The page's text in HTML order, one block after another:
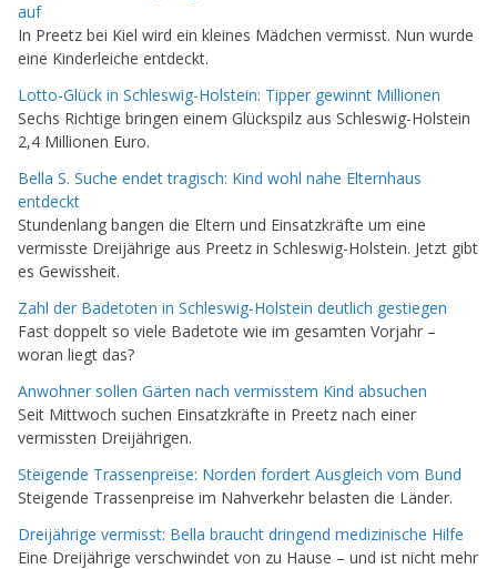
auf
In Preetz bei Kiel wird ein kleines Mädchen vermisst. Nun wurde
eine Kinderleiche entdeckt.
Lotto-Glück in Schleswig-Holstein: Tipper gewinnt Millionen
Sechs Richtige bringen einem Glückspilz aus Schleswig-Holstein
2,4 Millionen Euro.
Bella S. Suche endet tragisch: Kind wohl nahe Elternhaus
entdeckt
Stundenlang bangen die Eltern und Einsatzkräfte um eine
vermisste Dreijährige aus Preetz in Schleswig-Holstein. Jetzt gibt
es Gewissheit.
Zahl der Badetoten in Schleswig-Holstein deutlich gestiegen
Fast doppelt so viele Badetote wie im gesamten Vorjahr –
woran liegt das?
Anwohner sollen Gärten nach vermisstem Kind absuchen
Seit Mittwoch suchen Einsatzkräfte in Preetz nach einer
vermissten Dreijährigen.
Steigende Trassenpreise: Norden fordert Ausgleich vom Bund
Steigende Trassenpreise im Nahverkehr belasten die Länder.
Dreijährige vermisst: Bella braucht dringend medizinische Hilfe
Eine Dreijährige verschwindet von zu Hause – und ist nicht mehr